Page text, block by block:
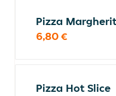
Pizza
6,80 €
Pizza Hot Slice